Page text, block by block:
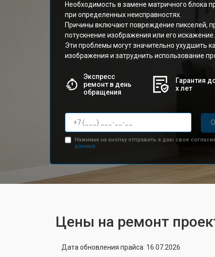
Необходимость в замене матричного блока
при определенных неисправностях.
Причины включают повреждение пикселей,
потускнение изображения или его искажение.
Эти проблемы могут значительно ухудшить
изображения и затруднить использование
Экспресс
ремонт в день
обращения
Гарантия
х лет
Нажимая на кнопку отправить я даю свое
данных.
Цены на ремонт
Дата обновления прайса: 16.07.2026